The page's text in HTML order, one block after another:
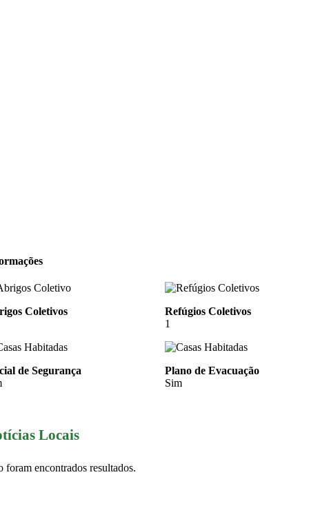
Coletivos
Refúgios Coletivos
1
de Segurança
Plano de Evacuação
Sim
Locais
foram encontrados resultados.